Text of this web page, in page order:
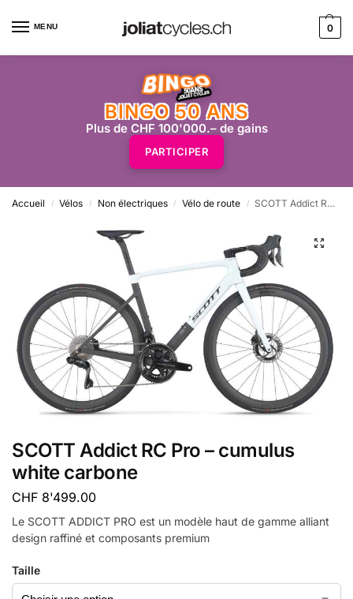
MENU 0
BINGO 50 ANS
Plus de CHF 100'000.– de gains
PARTICIPER
Accueil / Vélos / Non électriques / Vélo de route / SCOTT Addict RC Pro – cumulus white carbone
SCOTT Addict RC Pro – cumulus
white carbone
CHF 8'499.00
Le SCOTT ADDICT PRO est un modèle haut de gamme alliant
design raffiné et composants premium
Taille